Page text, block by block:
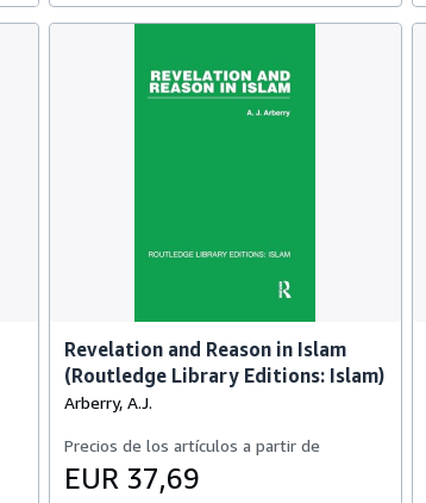
Revelation and Reason in Islam
(Routledge Library Editions: Islam)
Arberry, A.J.
Precios de los artículos a partir de
EUR 37,69